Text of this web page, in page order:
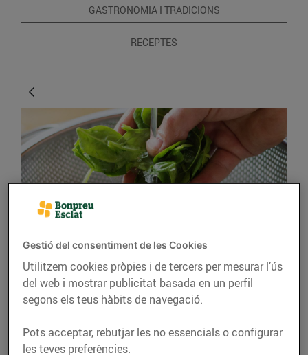
GASTRONOMIA I TRADICIONS
RECEPTES
CONSELLS I HÀBITS SALUDABLES
Com has de rentar els
aliments frescos?
Gestió del consentiment de les Cookies
Utilitzem cookies pròpies i de tercers per mesurar l’ús
del web i mostrar publicitat basada en un perfil
segons els teus hàbits de navegació.
Pots acceptar, rebutjar les no essencials o configurar
les teves preferències.